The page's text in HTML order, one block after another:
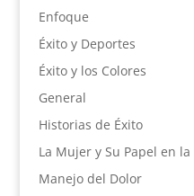
Enfoque
Éxito y Deportes
Éxito y los Colores
General
Historias de Éxito
La Mujer y Su Papel en la
Manejo del Dolor